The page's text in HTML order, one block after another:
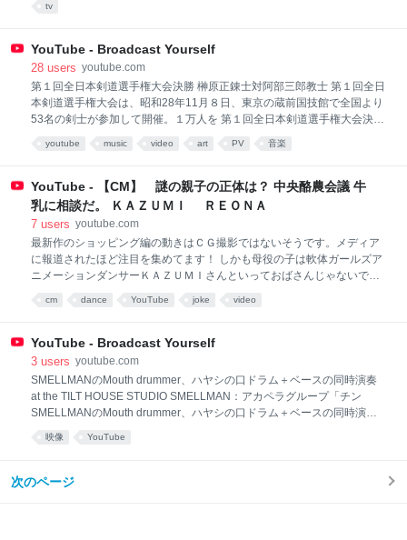
tv
YouTube - Broadcast Yourself
28 users youtube.com
第１回全日本剣道選手権大会決勝 榊原正錬士対阿部三郎教士 第１回全日
本剣道選手権大会は、昭和28年11月８日、東京の蔵前国技館で全国より
53名の剣士が参加して開催。１万人を 第１回全日本剣道選手権大会決勝
榊原正錬士対阿部三郎教士 第１回全日本剣道選手権大会は、昭和28年
11月８日、東京の蔵前国技館で全国より53名の剣士が参加して開催。１
専門家、非専門家の区別を廃し、選手の資格は年齢、段位、称号などに
一切の制限を設けず、 各府県の予選を経て代表者を出し、剣道日本一を
決するという画期的な構想によるものだった。 優勝の榊原正は大正９年
ちに剣道範士八段。戦前は名門東邦 商業で活躍した剣士。準優勝の阿部
三郎は大正８年福島県相馬生まれの34歳、警視庁の剣道選手でのちの
youtube music video art PV 音楽
YouTube - 【CM】 謎の親子の正体は？ 中央酪農会議 牛
乳に相談だ。 ＫＡＺＵＭＩ ＲＥＯＮＡ
7 users youtube.com
最新作のショッピング編の動きはＣＧ撮影ではないそうです。メディア
に報道されたほど注目を集めてます！ しかも母役の子は軟体ガールズア
ニメーションダンサーＫＡＺＵＭＩさんといっておばさんじゃないで
cm dance YouTube joke video
YouTube - Broadcast Yourself
3 users youtube.com
SMELLMANのMouth drummer、ハヤシの口ドラム＋ベースの同時演奏
at the TILT HOUSE STUDIO SMELLMAN：アカペラグループ「チン
SMELLMANのMouth drummer、ハヤシの口ドラム＋ベースの同時演奏
at the TILT HOUSE STUDIO SMELLMAN：アカペラグループ「チン☆パ
ラ」解散後、元メンバーが中心となり結 成 オリジナルなサウンド追求の
なアカペラサウンドは定評 都内ライブハウスを中心に活動中 ワンマンラ
映像 YouTube
次のページ